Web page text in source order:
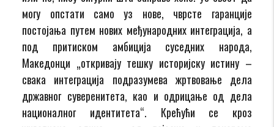
могу опстати само уз нове, чврсте гаранције
постојања путем нових међународних интеграција, а
под притиском амбиција суседних народа,
Македонци „откривају тешку историјску истину –
свака интеграција подразумева жртвовање дела
државног суверенитета, као и одрицање од дела
националног идентитета“. Крећући се кроз